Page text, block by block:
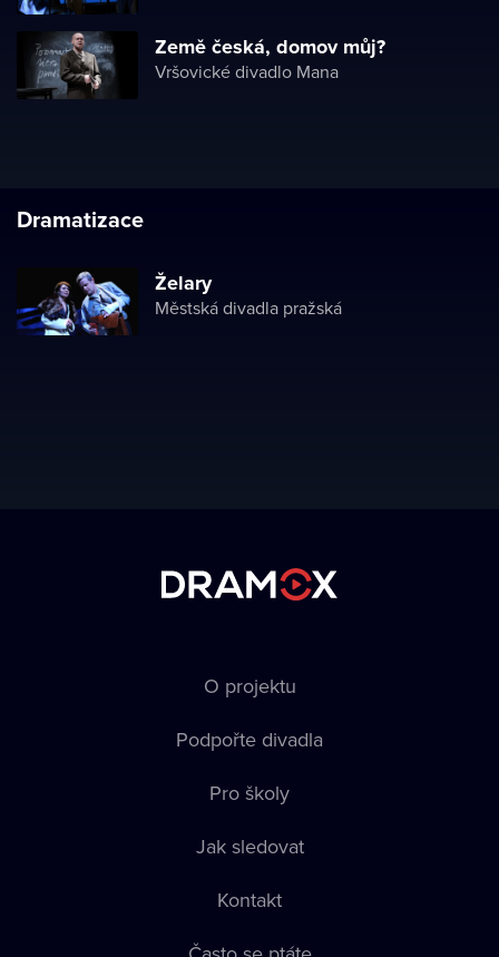
Země česká, domov můj?
Vršovické divadlo Mana
Dramatizace
Želary
Městská divadla pražská
O projektu
Podpořte divadla
Pro školy
Jak sledovat
Kontakt